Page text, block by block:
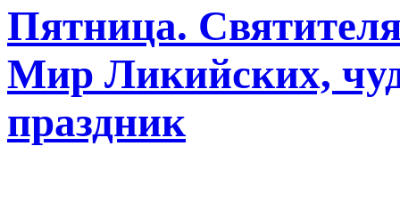
Пятница.
Мир Ликийских,
праздник